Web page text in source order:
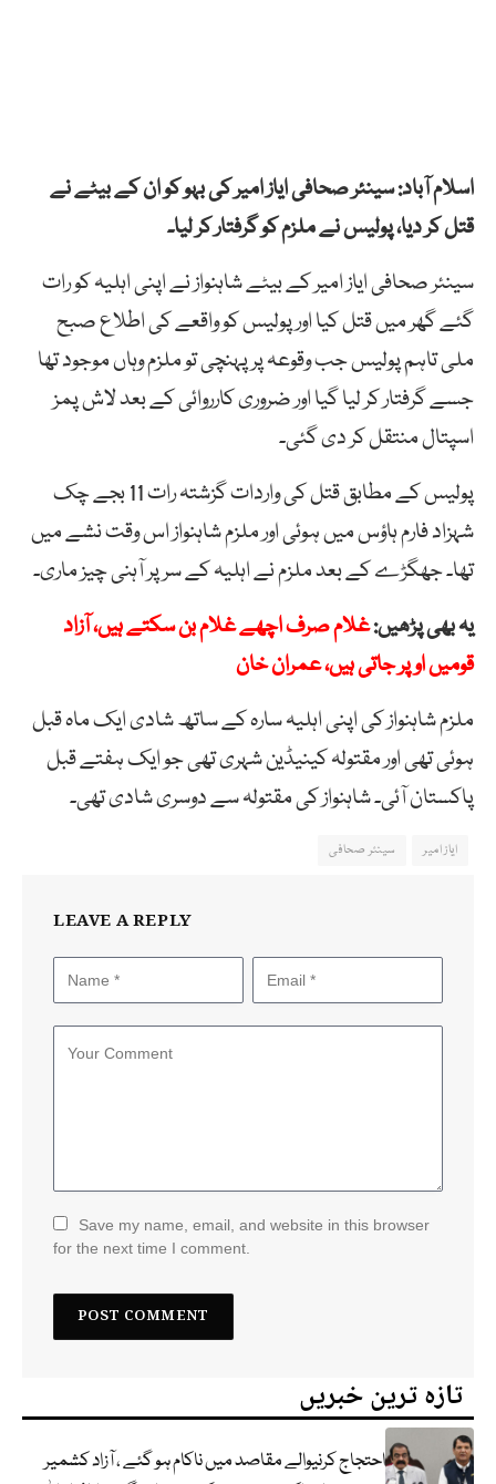
اسلام آباد: سینئر صحافی ایاز امیر کی بہو کو ان کے بیٹے نے
قتل کر دیا، پولیس نے ملزم کو گرفتار کر لیا۔
سینئر صحافی ایاز امیر کے بیٹے شاہنواز نے اپنی اہلیہ کو رات
گئے گھر میں قتل کیا اور پولیس کو واقعے کی اطلاع صبح
ملی تاہم پولیس جب وقوعہ پر پہنچی تو ملزم وہاں موجود تھا
جسے گرفتار کر لیا گیا اور ضروری کارروائی کے بعد لاش پمز
اسپتال منتقل کر دی گئی۔
پولیس کے مطابق قتل کی واردات گزشتہ رات 11 بجے چک
شہزاد فارم ہاؤس میں ہوئی اور ملزم شاہنواز اس وقت نشے میں
تھا۔ جھگڑے کے بعد ملزم نے اہلیہ کے سر پر آہنی چیز ماری۔
یہ بھی پڑھیں:غلام صرف اچھے غلام بن سکتے ہیں، آزاد
قومیں اوپر جاتی ہیں، عمران خان
ملزم شاہنواز کی اپنی اہلیہ سارہ کے ساتھ شادی ایک ماہ قبل
ہوئی تھی اور مقتولہ کینیڈین شہری تھی جو ایک ہفتے قبل
پاکستان آئی۔ شاہنواز کی مقتولہ سے دوسری شادی تھی۔
ایاز امیر سینئر صحافی
LEAVE A REPLY
Save my name, email, and website in this browser
for the next time I comment.
تازہ ترین خبریں
احتجاج کرنیوالے مقاصد میں ناکام ہو گئے ، آزاد کشمیر